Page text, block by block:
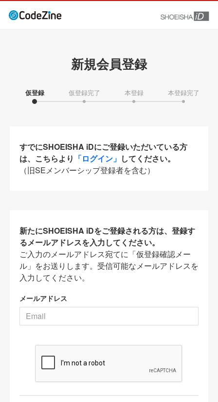
新規会員登録
仮登録 仮登録完了 本登録 本登録完了
すでにSHOEISHA iDにご登録いただいている方
は、こちらより 「ログイン」 してください。
（旧SEメンバーシップ登録者を含む）
新たにSHOEISHA iDをご登録される方は、登録す
るメールアドレスを入力してください。
ご入力のメールアドレス宛てに「仮登録確認メー
ル」をお送りします。受信可能なメールアドレスを
入力してください。
メールアドレス